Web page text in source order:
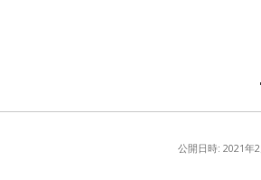
公開日時: 2021年